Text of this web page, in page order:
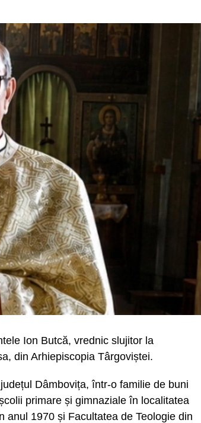
Ion Butcă, vrednic slujitor la
din Arhiepiscopia Târgoviștei.
Dâmbovița, într-o familie de buni
primare și gimnaziale în localitatea
anul 1970 și Facultatea de Teologie din